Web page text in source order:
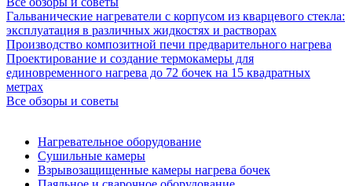
Гальванические нагреватели с корпусом из кварцевого стекла:
эксплуатация в различных жидкостях и растворах
Производство композитной печи предварительного нагрева
Проектирование и создание термокамеры для
единовременного нагрева до 72 бочек на 15 квадратных
метрах
Все обзоры и советы
Нагревательное оборудование
Сушильные камеры
Взрывозащищенные камеры нагрева бочек